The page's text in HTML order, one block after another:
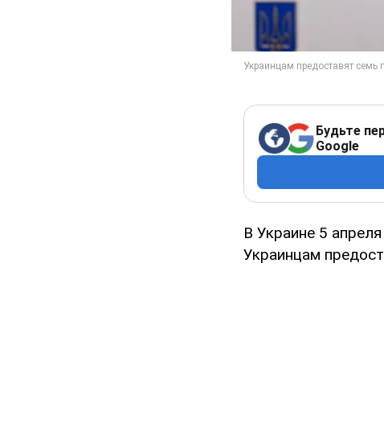
Будьте
Google
В Украине 5
Украинцам